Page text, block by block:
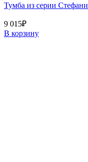
Тумба из серии Стефани
9 015₽
В корзину